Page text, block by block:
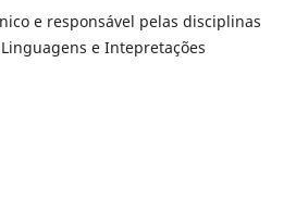
e responsável pelas disciplinas
e Intepretações